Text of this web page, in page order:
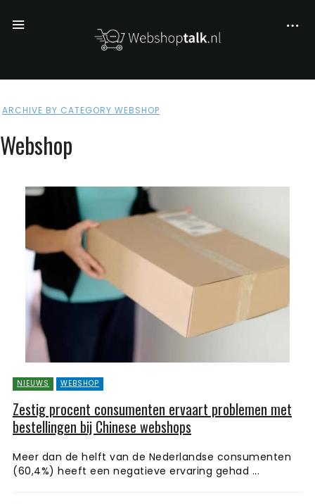
ARCHIVE BY CATEGORY WEBSHOP
Webshop
NIEUWS WEBSHOP
Zestig procent consumenten ervaart problemen met
bestellingen bij Chinese webshops
Meer dan de helft van de Nederlandse consumenten
(60,4%) heeft een negatieve ervaring gehad ...